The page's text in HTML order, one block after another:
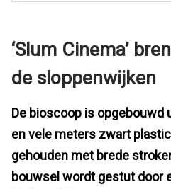
‘Slum Cinema’
de sloppenwijken
De bioscoop is opgebouwd
en vele meters zwart
gehouden met brede
bouwsel wordt gestut door